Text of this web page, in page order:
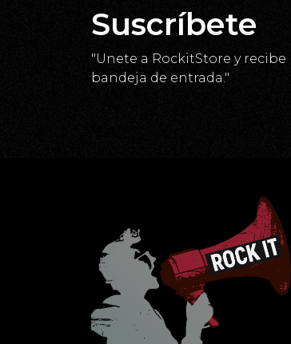
Suscríbete
"Unete a RockitStore y
bandeja de entrada."